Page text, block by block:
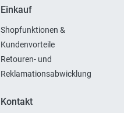
Einkauf
Shopfunktionen &
Kundenvorteile
Retouren- und
Reklamationsabwicklung
Kontakt